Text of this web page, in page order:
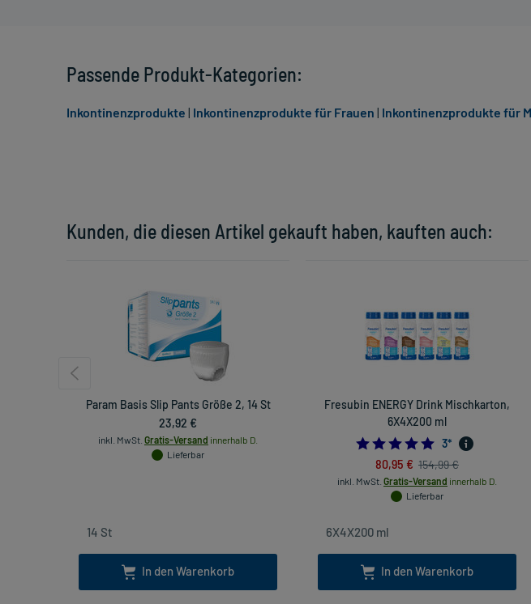
Kunden, die diesen Artikel gekauft haben, kauften auch:
Param Basis Slip Pants Größe 2, 14 St
23,92 €
inkl. MwSt. Gratis-Versand innerhalb D.
Lieferbar
In den Warenkorb
Fresubin ENERGY Drink Mischkarton,
6X4X200 ml
5.0
3*
80,95 € 154,99 €
inkl. MwSt. Gratis-Versand innerhalb D.
Lieferbar
In den Warenkorb
Passende Produkt-Kategorien:
Inkontinenzprodukte | Inkontinenzprodukte für Frauen | Inkontinenzprodukte für